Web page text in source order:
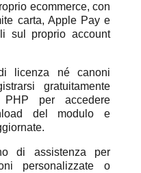
ecommerce, con
carta, Apple Pay e
sul proprio account
licenza né canoni
gratuitamente
per accedere
del modulo e
di assistenza per
personalizzate o